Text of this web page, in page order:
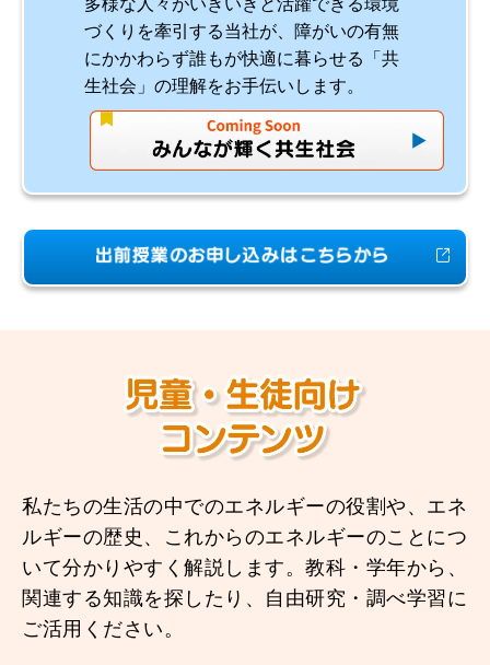
多様な人々がいきいきと活躍できる環境
づくりを牽引する当社が、障がいの有無
にかかわらず誰もが快適に暮らせる「共
生社会」の理解をお手伝いします。
私たちの生活の中でのエネルギーの役割や、エネ
ルギーの歴史、これからのエネルギーのことにつ
いて分かりやすく解説します。教科・学年から、
関連する知識を探したり、自由研究・調べ学習に
ご活用ください。